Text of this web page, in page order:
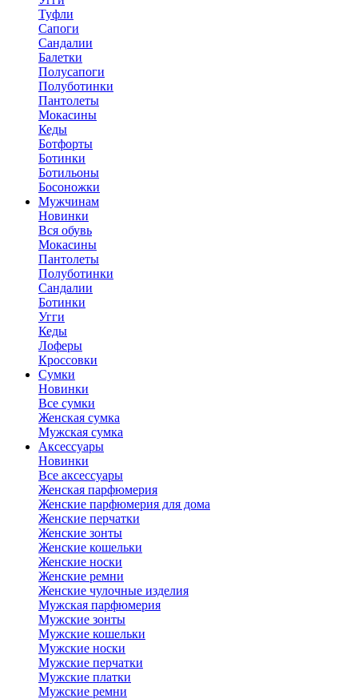
Туфли
Сапоги
Сандалии
Балетки
Полусапоги
Полуботинки
Пантолеты
Мокасины
Кеды
Ботфорты
Ботинки
Ботильоны
Босоножки
Мужчинам
Новинки
Вся обувь
Мокасины
Пантолеты
Полуботинки
Сандалии
Ботинки
Угги
Кеды
Лоферы
Кроссовки
Сумки
Новинки
Все сумки
Женская сумка
Мужская сумка
Аксессуары
Новинки
Все аксессуары
Женская парфюмерия
Женские парфюмерия для дома
Женские перчатки
Женские зонты
Женские кошельки
Женские носки
Женские ремни
Женские чулочные изделия
Мужская парфюмерия
Мужские зонты
Мужские кошельки
Мужские носки
Мужские перчатки
Мужские платки
Мужские ремни